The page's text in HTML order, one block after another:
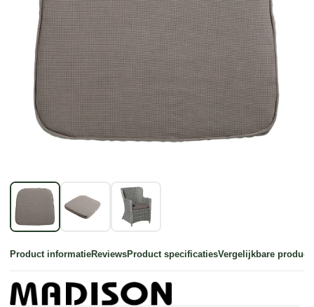
Product informatieReviewsProduct specificatiesVergelijkbare